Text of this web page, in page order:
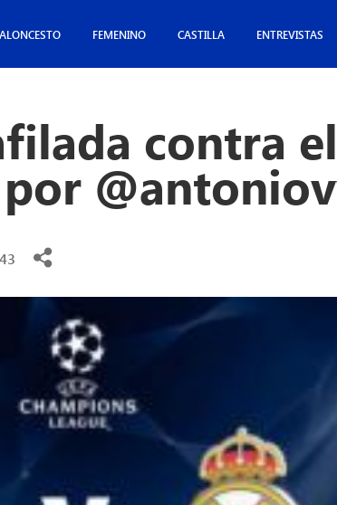
FEMENINO CASTILLA ENTREVISTAS
contra